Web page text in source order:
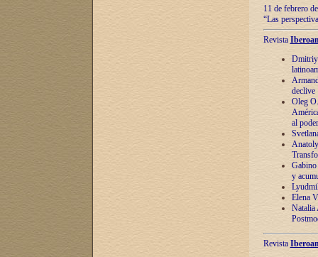
11 de febrero
“Las
Revista
Dmitriy
declive
Oleg
al poder
y
Elena
Natalia
Revista